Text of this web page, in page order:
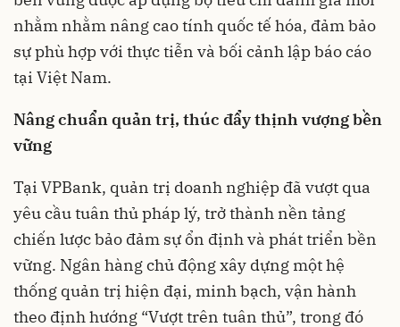
nhằm nhằm nâng cao tính quốc tế hóa, đảm bảo
sự phù hợp với thực tiễn và bối cảnh lập báo cáo
tại Việt Nam.
Nângchuẩn quản trị, thúc đẩy thịnh vượng bền
vững
Tại VPBank, quản trị doanh nghiệp đã vượt qua
yêu cầu tuân thủ pháp lý, trở thành nền tảng
chiến lược bảo đảm sự ổn định và phát triển bền
vững. Ngân hàng chủ động xây dựng một hệ
thống quản trị hiện đại, minh bạch, vận hành
theo định hướng “Vượt trên tuân thủ”, trong đó